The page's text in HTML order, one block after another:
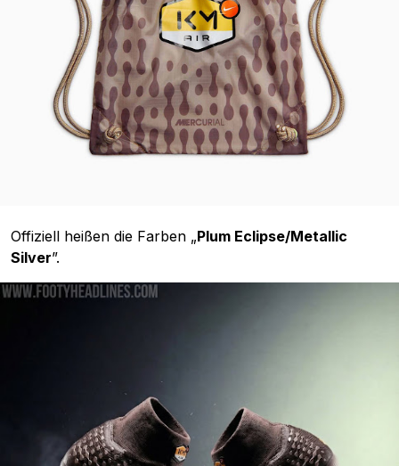
Offiziell heißen die Farben „Plum Eclipse/Metallic
Silver”.